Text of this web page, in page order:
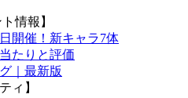
情報】
開催！新キャラ7体
たりと評価
｜最新版
ィ】